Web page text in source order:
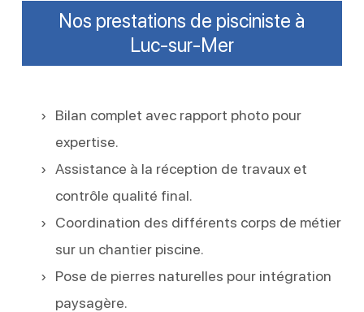
Nos prestations de pisciniste à
Luc-sur-Mer
Bilan complet avec rapport photo pour
expertise.
Assistance à la réception de travaux et
contrôle qualité final.
Coordination des différents corps de métier
sur un chantier piscine.
Pose de pierres naturelles pour intégration
paysagère.